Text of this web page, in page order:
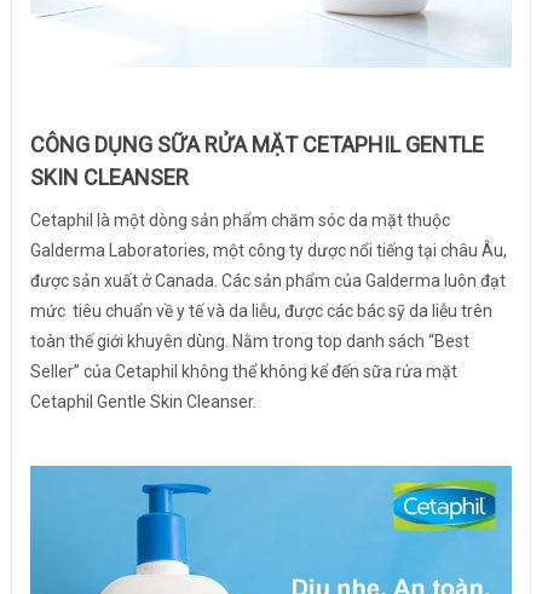
CÔNG DỤNG SỮA RỬA MẶT CETAPHIL GENTLE
SKIN CLEANSER
Cetaphil là một dòng sản phẩm chăm sóc da mặt thuộc
Galderma Laboratories, một công ty dược nổi tiếng tại châu Âu,
được sản xuất ở Canada. Các sản phẩm của Galderma luôn đạt
mức tiêu chuẩn về y tế và da liễu, được các bác sỹ da liễu trên
toàn thế giới khuyên dùng. Nằm trong top danh sách “Best
Seller” của Cetaphil không thể không kể đến sữa rửa mặt
Cetaphil Gentle Skin Cleanser.